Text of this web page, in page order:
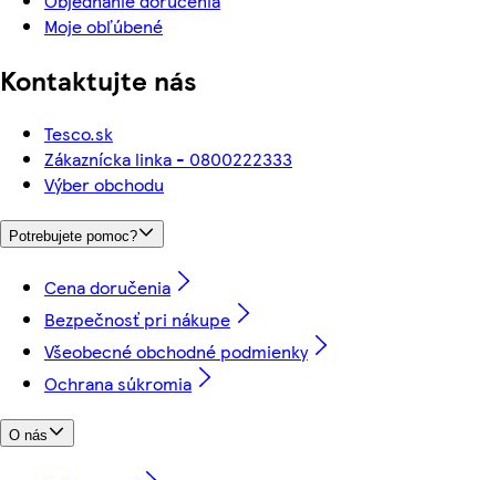
Moje obľúbené
Kontaktujte nás
Tesco.sk
Zákaznícka linka - 0800222333
Výber obchodu
Potrebujete pomoc?
Cena doručenia
Bezpečnosť pri nákupe
Všeobecné obchodné podmienky
Ochrana súkromia
O nás